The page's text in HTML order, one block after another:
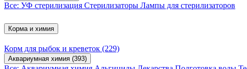
Все: УФ стерилизация Стерилизаторы Лампы для стерилизаторов
Корма и химия
Корм для рыбок и креветок (229)
Аквариумная химия (393)